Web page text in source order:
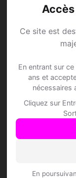
Ce site est
En entrant sur
ans et
nécessaires
Cliquez sur
En
Rejoins les